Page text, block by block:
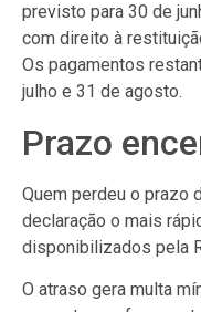
previsto para 30 de
com direito à
Os pagamentos
julho e 31 de agosto.
Prazo
Quem perdeu o prazo
declaração o mais
disponibilizados pela
O atraso gera multa